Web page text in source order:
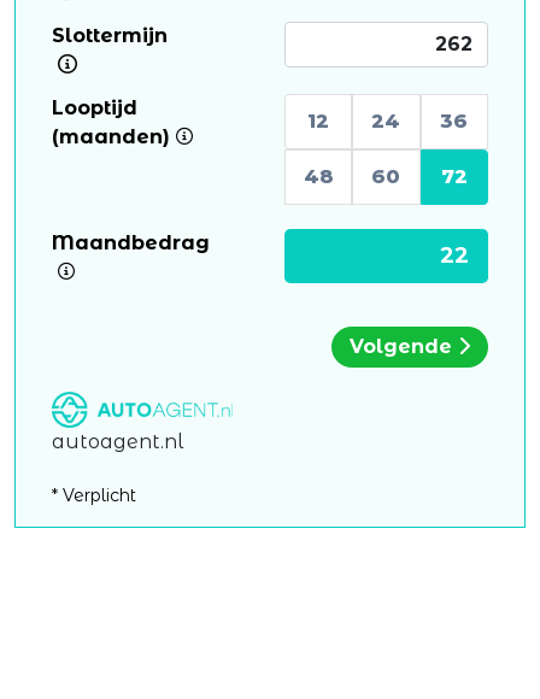
Slottermijn
Looptijd
(maanden)
12 24 36
48 60 72
Maandbedrag
autoagent.nl
Volgende
* Verplicht